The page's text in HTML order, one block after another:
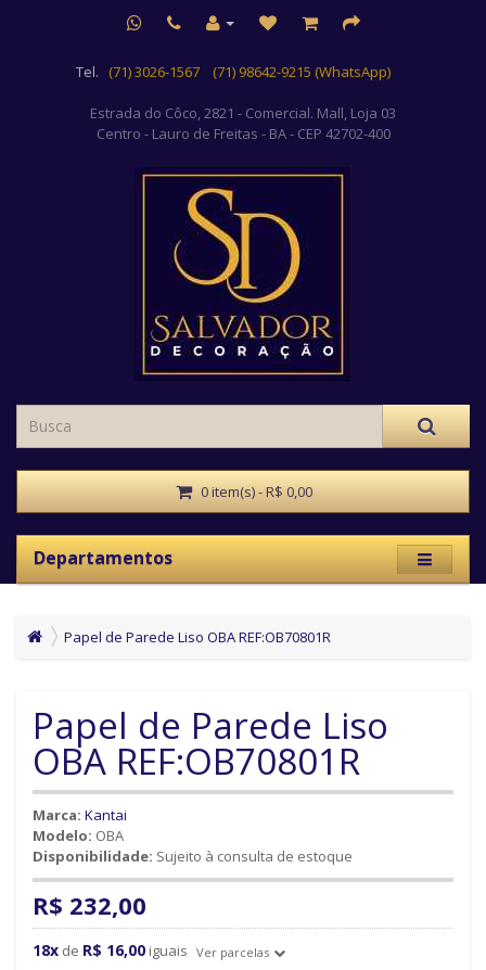
Tel. (71) 3026-1567 (71) 98642-9215 (WhatsApp)
Estrada do Côco, 2821 - Comercial. Mall, Loja 03
Centro - Lauro de Freitas - BA - CEP 42702-400
0 item(s) - R$ 0,00
Departamentos
Papel de Parede Liso OBA REF:OB70801R
Papel de Parede Liso
OBA REF:OB70801R
Marca: Kantai
Modelo: OBA
Disponibilidade: Sujeito à consulta de estoque
R$ 232,00
18x de R$ 16,00 iguais Ver parcelas